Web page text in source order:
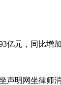
元，同比增加
明网坐律师消